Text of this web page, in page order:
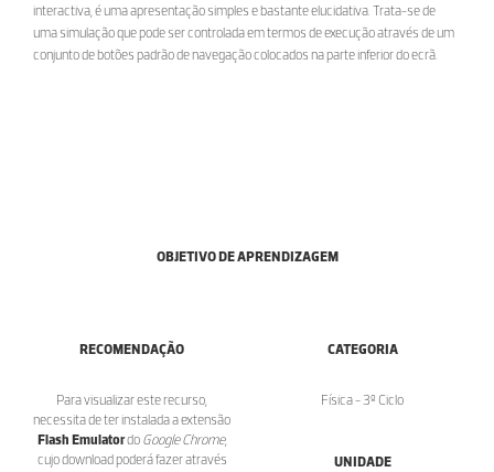
interactiva, é uma apresentação simples e bastante elucidativa. Trata-se de
uma simulação que pode ser controlada em termos de execução através de um
conjunto de botões padrão de navegação colocados na parte inferior do ecrã.
OBJETIVO DE APRENDIZAGEM
RECOMENDAÇÃO
Para visualizar este recurso,
necessita de ter instalada a extensão
Flash Emulatordo Google Chrome,
cujo download poderá fazer através
CATEGORIA
Física - 3º Ciclo
UNIDADE